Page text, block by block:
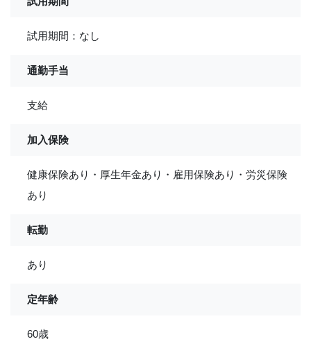
試用期間：なし
通勤手当
支給
加入保険
健康保険あり・厚生年金あり・雇用保険あり・労災保険
あり
転勤
あり
定年齢
60歳